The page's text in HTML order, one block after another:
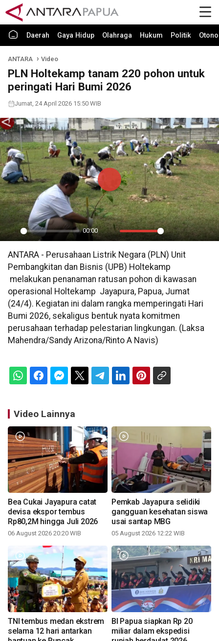
Daerah Gaya Hidup Olahraga Hukum Politik
ANTARA Video
PLN Holtekamp tanam 220 pohon untuk
peringati Hari Bumi 2026
Jumat, 24 April 2026 15:50 WIB
Play
00:00
Mute Settings
PIP
Play
ANTARA - Perusahaan Listrik Negara (PLN) Unit
Pembangkitan dan Bisnis (UPB) Holtekamp
melakukan penanaman ratusan pohon di kawasan
operasional Holtekamp Jayapura, Papua, Jumat
(24/4). Kegiatan ini dalam rangka memperingati Hari
Bumi 2026, sekaligus bentuk nyata komitmen
perusahaan terhadap pelestarian lingkungan. (Laksa
Mahendra/Sandy Arizona/Rinto A Navis)
Video Lainnya
Bea Cukai Jayapura catat
devisa ekspor tembus
Rp80,2M hingga Juli 2026
06 August 2026 20:20 WIB
Pemkab Jayapura selidiki
gangguan kesehatan siswa
usai santap MBG
05 August 2026 12:22 WIB
TNI tembus medan ekstrem
selama 12 hari antarkan
BI Papua siapkan Rp 20
miliar dalam ekspedisi